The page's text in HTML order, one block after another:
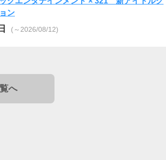
ン
(～2026/08/12)
へ